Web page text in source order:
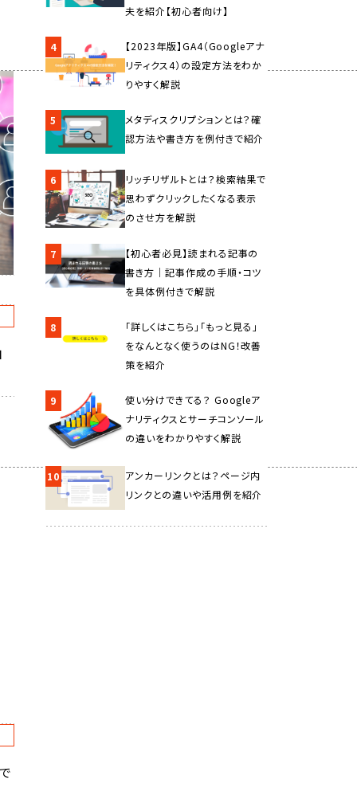
夫を紹介【初心者向け】
4
【2023年版】GA4（Googleアナ
リティクス4）の設定方法をわか
りやすく解説
5
メタディスクリプションとは？確
認方法や書き方を例付きで紹介
6
リッチリザルトとは？検索結果で
思わずクリックしたくなる表示
のさせ方を解説
7
【初心者必見】読まれる記事の
書き方｜記事作成の手順・コツ
を具体例付きで解説
8
「詳しくはこちら」「もっと見る」
をなんとなく使うのはNG！改善
策を紹介
9
使い分けできてる？ Googleア
ナリティクスとサーチコンソール
の違いをわかりやすく解説
10
アンカーリンクとは？ページ内
リンクとの違いや活用例を紹介